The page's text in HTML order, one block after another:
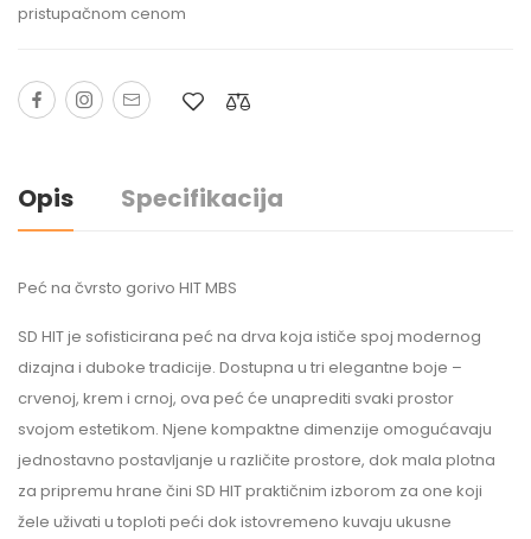
pristupačnom cenom
Opis Specifikacija
Peć na čvrsto gorivo HIT MBS
SD HIT je sofisticirana peć na drva koja ističe spoj modernog
dizajna i duboke tradicije. Dostupna u tri elegantne boje –
crvenoj, krem i crnoj, ova peć će unaprediti svaki prostor
svojom estetikom. Njene kompaktne dimenzije omogućavaju
jednostavno postavljanje u različite prostore, dok mala plotna
za pripremu hrane čini SD HIT praktičnim izborom za one koji
žele uživati u toploti peći dok istovremeno kuvaju ukusne